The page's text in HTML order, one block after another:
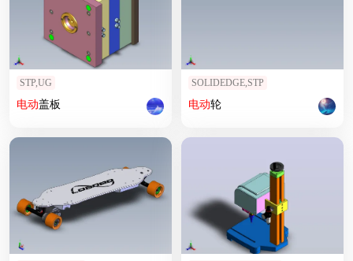
STP,UG
电动盖板
SOLIDEDGE,STP
电动轮